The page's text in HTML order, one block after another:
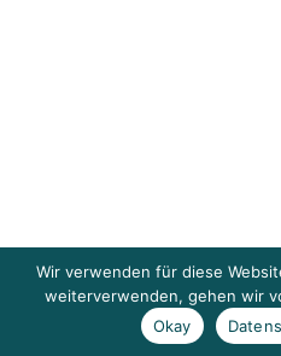
Wir verwenden für diese
weiterverwenden, gehen wir
Okay